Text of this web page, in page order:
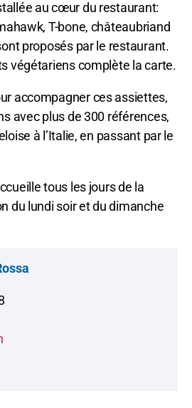
au cœur du restaurant:
T-bone, châteaubriand
proposés par le restaurant.
végétariens complète la carte.
accompagner ces assiettes,
avec plus de 300 références,
à l’Italie, en passant par le
tous les jours de la
du lundi soir et du dimanche